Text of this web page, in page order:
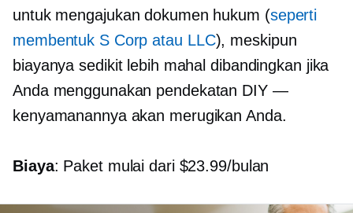
untuk mengajukan dokumen hukum (seperti
membentuk S Corp atau LLC), meskipun
biayanya sedikit lebih mahal dibandingkan jika
Anda menggunakan pendekatan DIY —
kenyamanannya akan merugikan Anda.
Biaya: Paket mulai dari $23.99/bulan